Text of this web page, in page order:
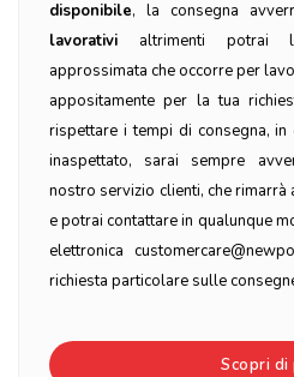
disponibile, la consegna
lavorativi altrimenti potrai
approssimata che occorre per
appositamente per la tua
rispettare i tempi di consegna,
inaspettato, sarai sempre
nostro servizio clienti, che
e potrai contattare in qualunque
elettronica
richiesta particolare sulle
Scopri di